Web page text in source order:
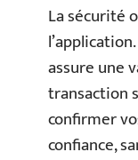
La sécurité
assure une
transaction
confirmer
confiance,